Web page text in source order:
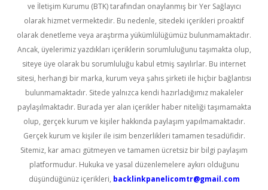
ve İletişim Kurumu (BTK) tarafından onaylanmış bir Yer Sağlayıcı
olarak hizmet vermektedir. Bu nedenle, sitedeki içerikleri proaktif
olarak denetleme veya araştırma yükümlülüğümüz bulunmamaktadır.
Ancak, üyelerimiz yazdıkları içeriklerin sorumluluğunu taşımakta olup,
siteye üye olarak bu sorumluluğu kabul etmiş sayılırlar. Bu internet
sitesi, herhangi bir marka, kurum veya şahıs şirketi ile hiçbir bağlantısı
bulunmamaktadır. Sitede yalnızca kendi hazırladığımız makaleler
paylaşılmaktadır. Burada yer alan içerikler haber niteliği taşımamakta
olup, gerçek kurum ve kişiler hakkında paylaşım yapılmamaktadır.
Gerçek kurum ve kişiler ile isim benzerlikleri tamamen tesadüfidir.
Sitemiz, kar amacı gütmeyen ve tamamen ücretsiz bir bilgi paylaşım
platformudur. Hukuka ve yasal düzenlemelere aykırı olduğunu
düşündüğünüz içerikleri, backlinkpanelicomtr@gmail.com